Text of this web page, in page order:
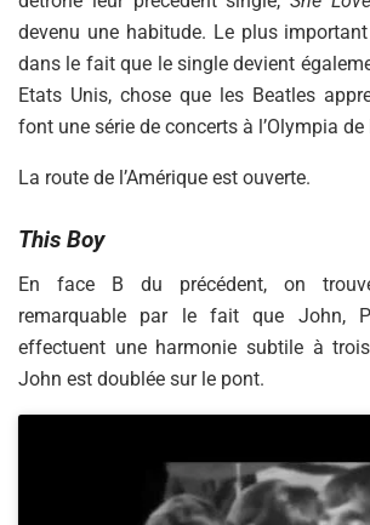
devenu une habitude. Le plus
dans le fait que le single devient
Etats Unis, chose que les Beatles
font une série de concerts à l’Olympia de
La route de l’Amérique est ouverte.
This Boy
En face B du précédent, on
remarquable par le fait que John,
effectuent une harmonie subtile à
John est doublée sur le pont.